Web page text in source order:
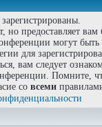
но предоставляет вам
могут быть
для
вам следует
Помните,
со всеми